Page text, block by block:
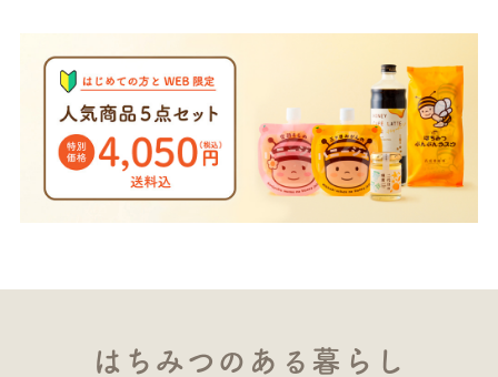
はちみつのある暮らし